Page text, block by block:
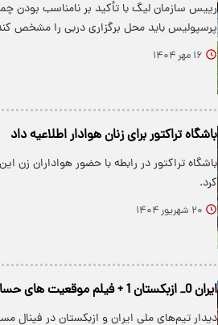
رییس سازمان لیگ با تأکید بر نامناسب بودن
پرسپولیس باید محل برگزاری دربی را مشخص
۱۶ مهر ۱۴۰۴
باشگاه تراکتور برای زنان هوادار اطلاعیه داد
باشگاه تراکتور در رابطه با حضور هواداران زن
کرد.
۲۰ شهریور ۱۴۰۴
ایران 0_ ازبکستان 1 + فیلم موقعیت های حساس
دیدار تیم‌های ملی ایران و ازبکستان در فینال